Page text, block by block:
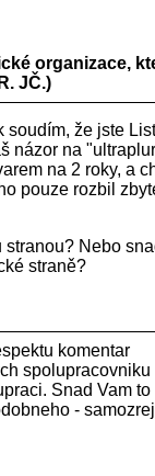
organizace,
JČ.)
soudím, že jste
názor na
na 2 roky, a
pouze rozbil
Nebo
straně?
komentar
spolupracovniku
Snad Vam to
-